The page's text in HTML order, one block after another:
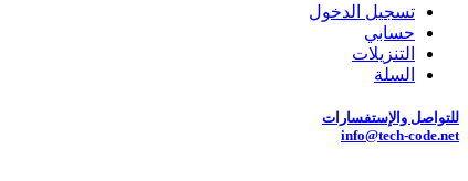
تسجيل الدخول
حسابي
التنزيلات
السلة
للتواصل والإستفسارات
info@tech-code.net